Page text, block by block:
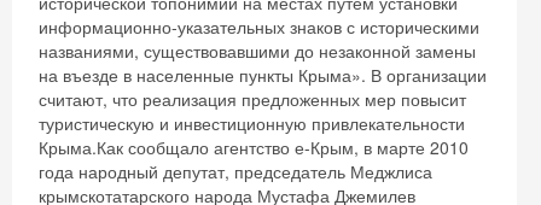
информационно-указательных знаков с историческими
названиями, существовавшими до незаконной замены
на въезде в населенные пункты Крыма». В организации
считают, что реализация предложенных мер повысит
туристическую и инвестиционную привлекательности
Крыма.Как сообщало агентство е-Крым, в марте 2010
года народный депутат, председатель Меджлиса
крымскотатарского народа Мустафа Джемилев